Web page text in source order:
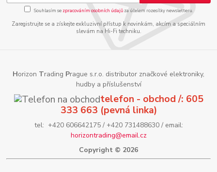
Souhlasím se zpracováním osobních údajůza účelem rozesílky newsletteru.
Zaregistrujte se a získejte exkluzivní přístup k novinkám, akcím a speciálním
slevám na Hi-Fi techniku.
Horizon Trading Prague s.r.o. distributor značkové elektroniky,
hudby a příslušenství
telefon - obchod /: 605
333 663 (pevná linka)
tel: +420 606642175 / +420 731488630 / email:
horizontrading@email.cz
Copyright © 2026